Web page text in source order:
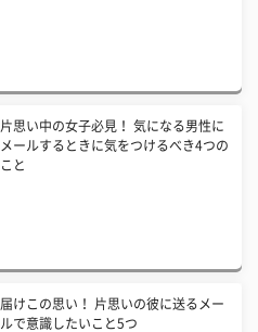
片思い中の女子必見！ 気になる男性に
メールするときに気をつけるべき4つの
こと
届けこの思い！ 片思いの彼に送るメー
ルで意識したいこと5つ